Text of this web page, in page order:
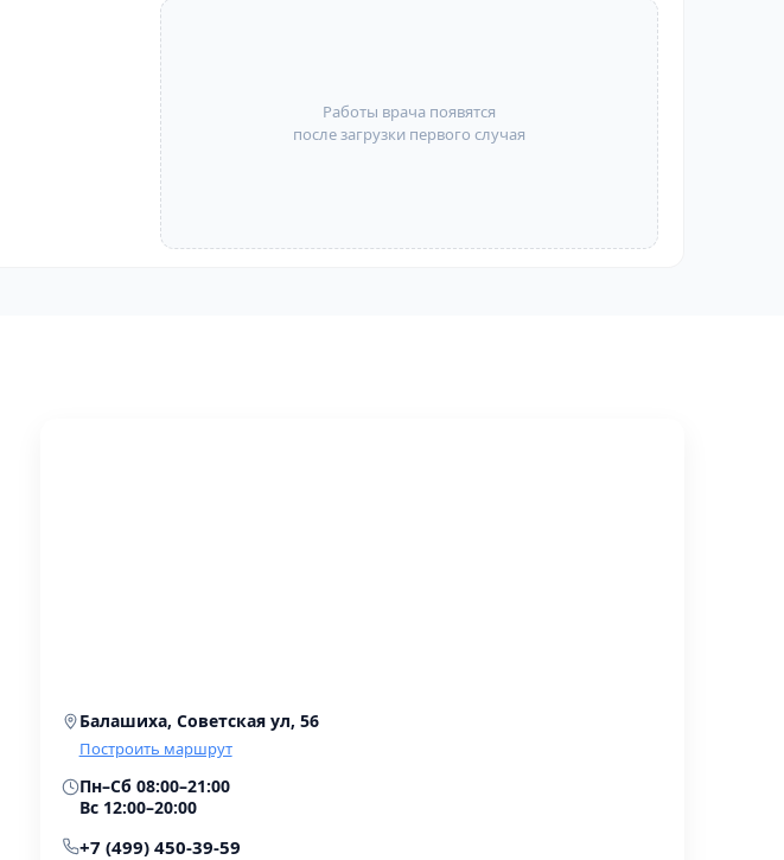
Работы врача появятся
после загрузки первого случая
Балашиха, Советская ул, 56
Построить маршрут
Пн–Сб 08:00–21:00
Вс 12:00–20:00
+7 (499) 450-39-59